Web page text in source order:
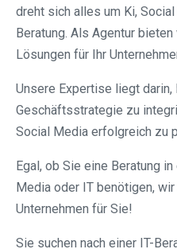
dreht sich alles um Ki,
Beratung. Als Agentur
Lösungen für Ihr
Unsere Expertise liegt darin,
Geschäftsstrategie zu
Social Media erfolgreich zu
Egal, ob Sie eine Beratung
Media oder IT benötigen,
Unternehmen für Sie!
Sie suchen nach einer IT-